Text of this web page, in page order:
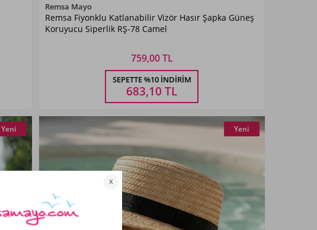
Camel
Beden Seçiniz
STANDART
Remsa Mayo
Remsa Fiyonklu Katlanabilir Vizör Hasır Şapka Güneş
Koruyucu Siperlik RŞ-78 Camel
759,00 TL
SEPETTE %10 İNDIRIM
683,10 TL
Yeni Yeni